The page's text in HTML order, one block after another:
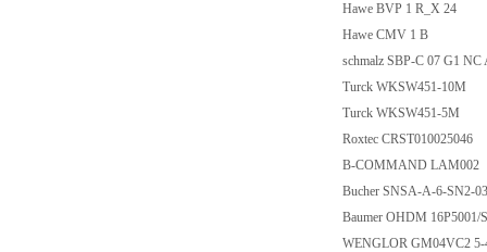
Hawe BVP 1 R_X
Hawe CMV 1 B
schmalz SBP-C 07
Turck WKSW451-
Turck WKSW451-
Roxtec
B-COMMAND
Bucher SNSA-A-6-
Baumer OHDM
WENGLOR